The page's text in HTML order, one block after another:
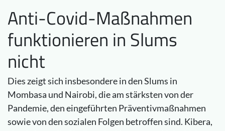
Anti-Covid-Maßnahmen
funktionieren in Slums
nicht
Dies zeigt sich insbesondere in den Slums in
Mombasa und Nairobi, die am stärksten von der
Pandemie, den eingeführten Präventivmaßnahmen
sowie von den sozialen Folgen betroffen sind. Kibera,